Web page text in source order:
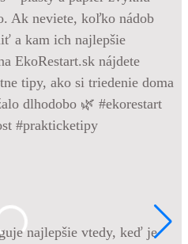
najlepšie vtedy, keď je